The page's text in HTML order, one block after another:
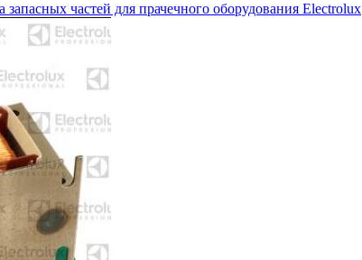
запасных частей для прачечного оборудования Electrolux